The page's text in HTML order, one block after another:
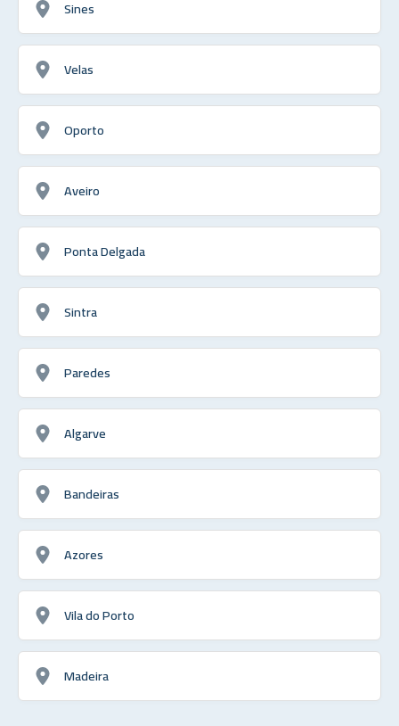
Sines
Velas
Oporto
Aveiro
Ponta Delgada
Sintra
Paredes
Algarve
Bandeiras
Azores
Vila do Porto
Madeira